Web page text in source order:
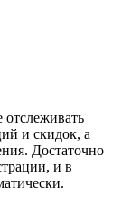
и скидок, а
Достаточно
и в